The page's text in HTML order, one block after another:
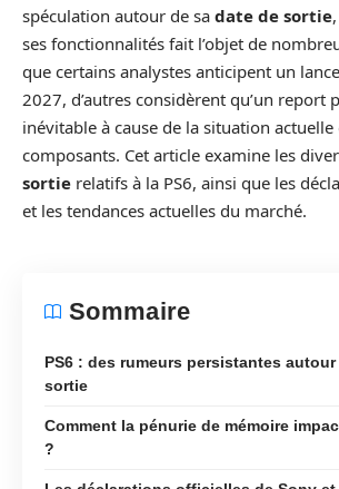
spéculation autour de sa date de sortie
ses fonctionnalités fait l’objet de
que certains analystes anticipent un
2027, d’autres considèrent qu’un report
inévitable à cause de la situation actuelle
composants. Cet article examine les
sortie relatifs à la PS6, ainsi que les
et les tendances actuelles du marché.
Sommaire
PS6 : des rumeurs persistantes
sortie
Comment la pénurie de mémoire
?